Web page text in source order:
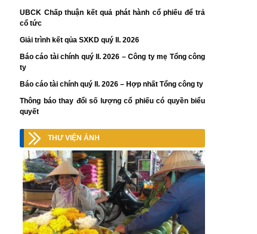
UBCK Chấp thuận kết quả phát hành cổ phiếu để trả
cổ tức
Giải trình kết qủa SXKD quý II. 2026
Báo cáo tài chính quý II. 2026 – Công ty mẹ Tổng công
ty
Báo cáo tài chính quý II. 2026 – Hợp nhất Tổng công ty
Thông báo thay đổi số lượng cổ phiếu có quyền biểu
quyết
THƯ VIỆN ẢNH